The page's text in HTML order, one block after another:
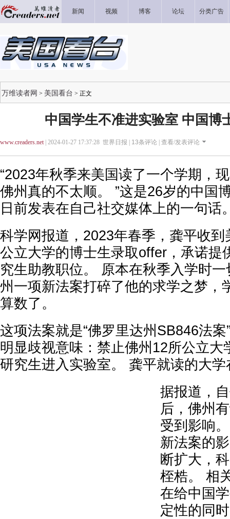
新闻 视频 博客 论坛 分类广告
万维读者网 > 美国看台 > 正文
中国学生不准进实验室 中国博
www.creaders.net| 2024-01-27 17:37:28 世界日报 | 13条评论 | 查看/发表评论
“2023年秋季来美国读了一个学期，
佛州真的不太顺。 ”这是26岁的中国
日前发表在自己社交媒体上的一句话
科学网报道，2023年春季，龚平收
公立大学的博士生录取offer，承诺提
究生助教职位。 原本在秋季入学时
州一项新法案打碎了他的求学之梦，
算数了。
这项法案就是“佛罗里达州SB846法
明显歧视意味：禁止佛州12所公立大
研究生进入实验室。 龚平就读的大
据报道，
后，佛州
受到影响
新法案的
断扩大，
桎梏。 相
在给中国
定性的同